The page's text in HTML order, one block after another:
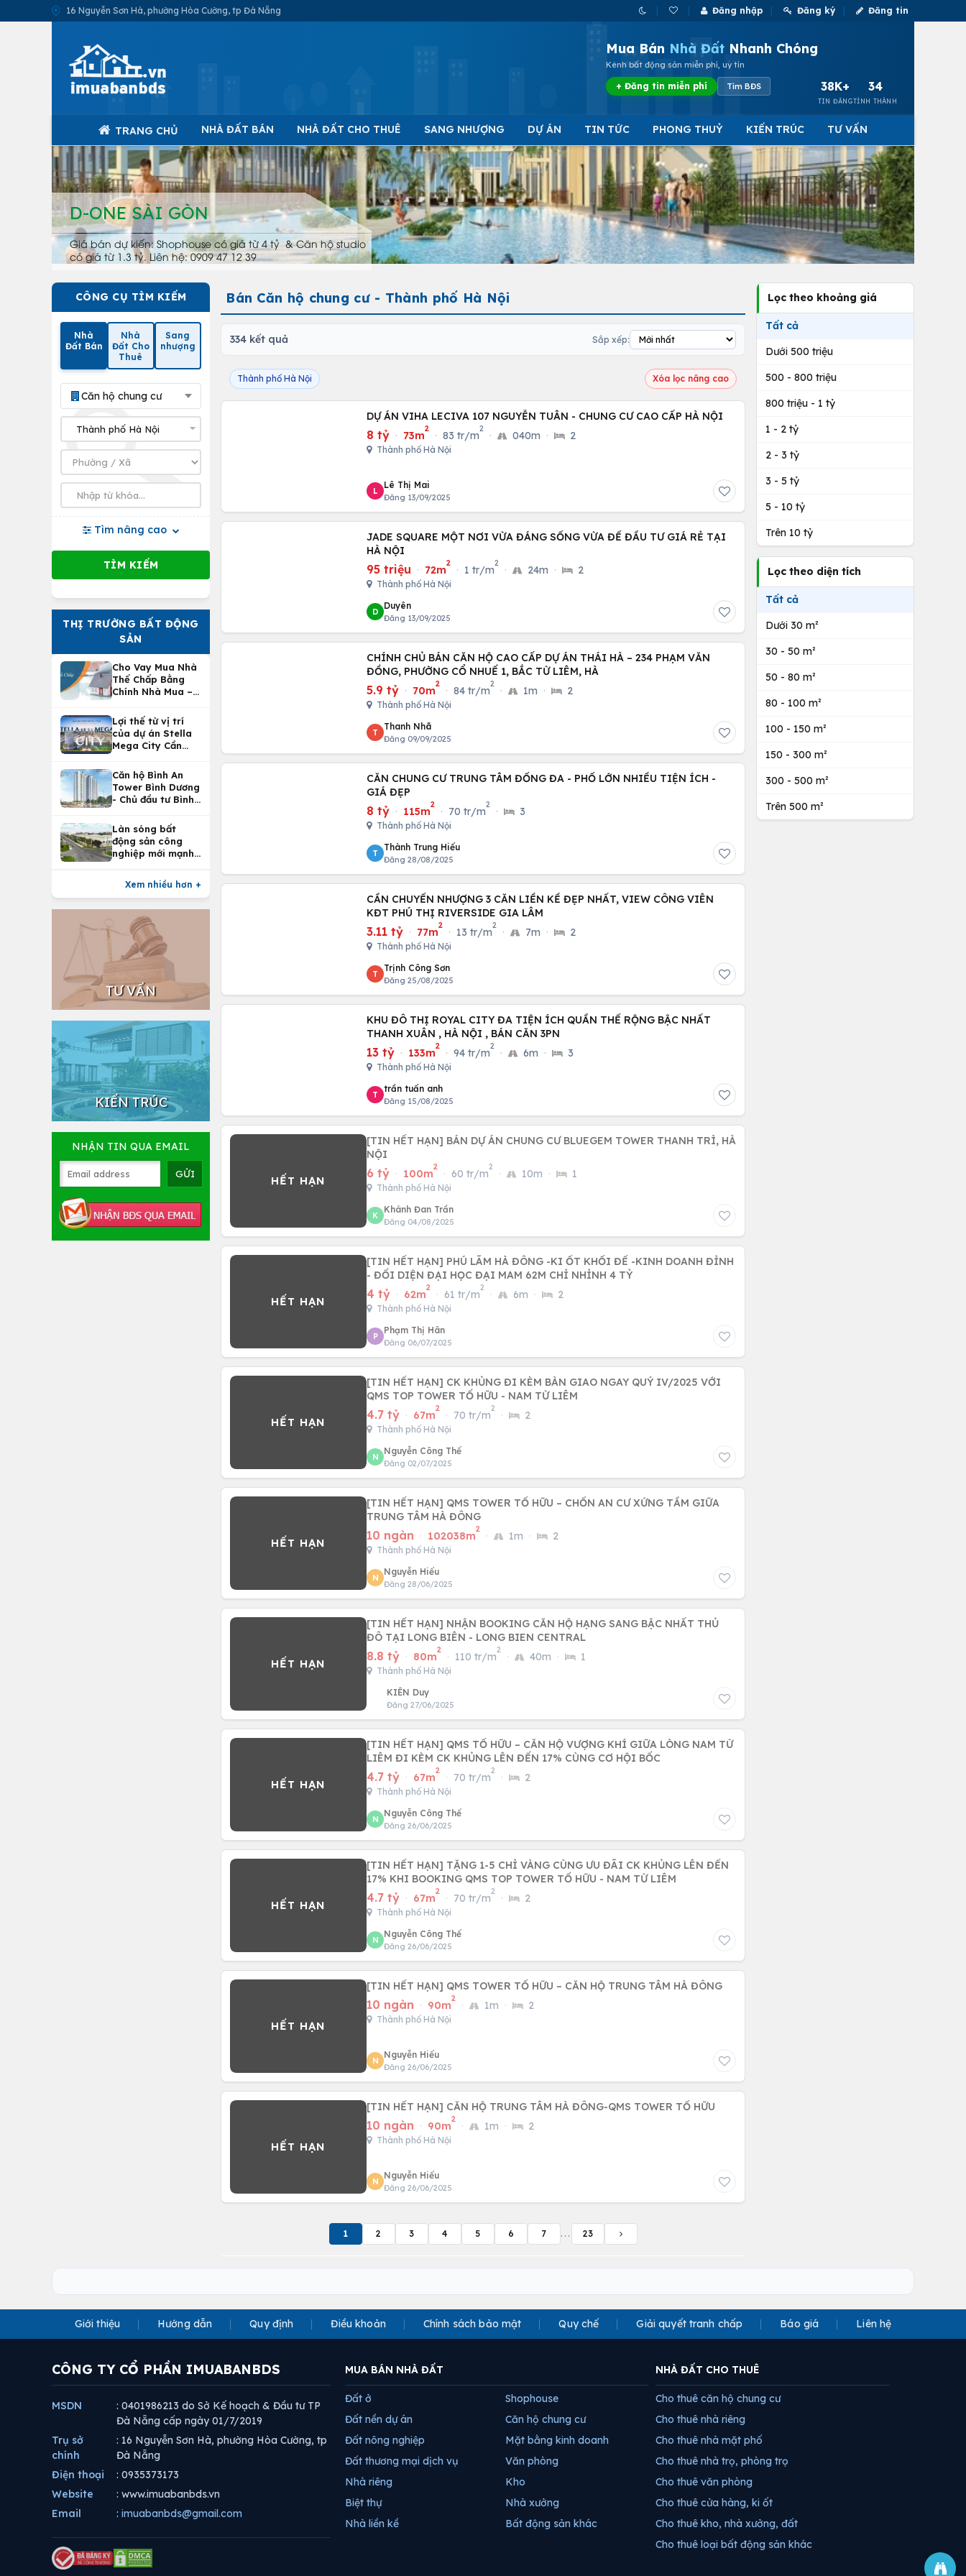
16 Nguyễn Sơn Hà, phường Hòa Cường, tp Đà Nẵng Đăng nhập Đăng ký Đăng tin
Mua Bán Nhà Đất Nhanh Chóng
Kênh bất động sản miễn phí, uy tín
+ Đăng tin miễn phí Tìm BĐS 38K+
TIN ĐĂNG
34
TỈNH THÀNH
TRANG CHỦ NHÀ ĐẤT BÁN NHÀ ĐẤT CHO THUÊ SANG NHƯỢNG DỰ ÁN TIN TỨC PHONG THUỶ KIẾN TRÚC TƯ VẤN
D-ONE SÀI GÒN
Giá bán dự kiến: Shophouse có giá từ 4 tỷ & Căn hộ studio
có giá từ 1.3 tỷ. Liên hệ: 0909 47 12 39
CÔNG CỤ TÌM KIẾM
Nhà
Đất Bán
Nhà
Đất Cho
Thuê
Sang
nhượng
Căn hộ chung cư
Tìm nâng cao
THỊ TRƯỜNG BẤT ĐỘNG
SẢN
Cho Vay Mua Nhà
Thế Chấp Bằng
Chính Nhà Mua –
Nhà Tại
Vietcombank
Lợi thế từ vị trí
của dự án Stella
Mega City Cần
Căn hộ Bình An
Tower Bình Dương
- Chủ đầu tư Bình
Làn sóng bất
động sản công
nghiệp mới mạnh
Xem nhiều hơn +
TƯ VẤN
KIẾN TRÚC
NHẬN TIN QUA EMAIL
Bán Căn hộ chung cư - Thành phố Hà Nội
334 kết quả Sắp xếp:
Thành phố Hà Nội Xóa lọc nâng cao
DỰ ÁN VIHA LECIVA 107 NGUYỄN TUÂN - CHUNG CƯ CAO CẤP HÀ NỘI
8 tỷ · 73m
2
· 83 tr/m
2
· 040m · 2
Thành phố Hà Nội
L
Lê Thị Mai
Đăng 13/09/2025
JADE SQUARE MỘT NƠI VỪA ĐÁNG SỐNG VỪA ĐỂ ĐẦU TƯ GIÁ RẺ TẠI
HÀ NỘI
95 triệu · 72m
2
· 1 tr/m
2
· 24m · 2
Thành phố Hà Nội
D
Duyên
Đăng 13/09/2025
CHÍNH CHỦ BÁN CĂN HỘ CAO CẤP DỰ ÁN THÁI HÀ – 234 PHẠM VĂN
ĐỒNG, PHƯỜNG CỔ NHUẾ 1, BẮC TỪ LIÊM, HÀ
5.9 tỷ · 70m
2
· 84 tr/m
2
· 1m · 2
Thành phố Hà Nội
T
Thanh Nhã
Đăng 09/09/2025
CĂN CHUNG CƯ TRUNG TÂM ĐỐNG ĐA - PHỐ LỚN NHIỀU TIỆN ÍCH -
GIÁ ĐẸP
8 tỷ · 115m
2
· 70 tr/m
2
· 3
Thành phố Hà Nội
T
Thành Trung Hiếu
Đăng 28/08/2025
CẦN CHUYỂN NHƯỢNG 3 CĂN LIỀN KỀ ĐẸP NHẤT, VIEW CÔNG VIÊN
KĐT PHÚ THỊ RIVERSIDE GIA LÂM
3.11 tỷ · 77m
2
· 13 tr/m
2
· 7m · 2
Thành phố Hà Nội
T
Trịnh Công Sơn
Đăng 25/08/2025
KHU ĐÔ THỊ ROYAL CITY ĐA TIỆN ÍCH QUẦN THỂ RỘNG BẬC NHẤT
THANH XUÂN , HÀ NỘI , BÁN CĂN 3PN
13 tỷ · 133m
2
· 94 tr/m
2
· 6m · 3
Thành phố Hà Nội
T
trần tuấn anh
Đăng 15/08/2025
[TIN HẾT HẠN] BÁN DỰ ÁN CHUNG CƯ BLUEGEM TOWER THANH TRÌ, HÀ
NỘI
6 tỷ · 100m
2
· 60 tr/m
2
· 10m · 1
Thành phố Hà Nội
K
Khánh Đan Trần
Đăng 04/08/2025
[TIN HẾT HẠN] PHÚ LÃM HÀ ĐÔNG -KI ỐT KHỐI ĐẾ -KINH DOANH ĐỈNH
- ĐỐI DIỆN ĐẠI HỌC ĐẠI MAM 62M CHỈ NHỈNH 4 TỶ
4 tỷ · 62m
2
· 61 tr/m
2
· 6m · 2
Thành phố Hà Nội
P
Phạm Thị Hân
Đăng 06/07/2025
[TIN HẾT HẠN] CK KHỦNG ĐI KÈM BÀN GIAO NGAY QUÝ IV/2025 VỚI
QMS TOP TOWER TỐ HỮU - NAM TỪ LIÊM
4.7 tỷ · 67m
2
· 70 tr/m
2
· 2
Thành phố Hà Nội
N
Nguyễn Công Thế
Đăng 02/07/2025
[TIN HẾT HẠN] QMS TOWER TỐ HỮU – CHỐN AN CƯ XỨNG TẦM GIỮA
TRUNG TÂM HÀ ĐÔNG
10 ngàn · 102038m
2
· 1m · 2
Thành phố Hà Nội
N
Nguyễn Hiếu
Đăng 28/06/2025
[TIN HẾT HẠN] NHẬN BOOKING CĂN HỘ HẠNG SANG BẬC NHẤT THỦ
ĐÔ TẠI LONG BIÊN - LONG BIEN CENTRAL
8.8 tỷ · 80m
2
· 110 tr/m
2
· 40m · 1
Thành phố Hà Nội
KIÊN Duy
Đăng 27/06/2025
[TIN HẾT HẠN] QMS TỐ HỮU – CĂN HỘ VƯỢNG KHÍ GIỮA LÒNG NAM TỪ
LIÊM ĐI KÈM CK KHỦNG LÊN ĐẾN 17% CÙNG CƠ HỘI BỐC
4.7 tỷ · 67m
2
· 70 tr/m
2
· 2
Thành phố Hà Nội
N
Nguyễn Công Thế
Đăng 26/06/2025
[TIN HẾT HẠN] TẶNG 1-5 CHỈ VÀNG CÙNG ƯU ĐÃI CK KHỦNG LÊN ĐẾN
17% KHI BOOKING QMS TOP TOWER TỐ HỮU - NAM TỪ LIÊM
4.7 tỷ · 67m
2
· 70 tr/m
2
· 2
Thành phố Hà Nội
N
Nguyễn Công Thế
Đăng 26/06/2025
[TIN HẾT HẠN] QMS TOWER TỐ HỮU – CĂN HỘ TRUNG TÂM HÀ ĐÔNG
10 ngàn · 90m
2
· 1m · 2
Thành phố Hà Nội
N
Nguyễn Hiếu
Đăng 26/06/2025
[TIN HẾT HẠN] CĂN HỘ TRUNG TÂM HÀ ĐÔNG-QMS TOWER TỐ HỮU
10 ngàn · 90m
2
· 1m · 2
Thành phố Hà Nội
N
Nguyễn Hiếu
Đăng 26/06/2025
1 2 3 4 5 6 7 ... 23
Lọc theo khoảng giá
Tất cả
Dưới 500 triệu
500 - 800 triệu
800 triệu - 1 tỷ
1 - 2 tỷ
2 - 3 tỷ
3 - 5 tỷ
5 - 10 tỷ
Trên 10 tỷ
Lọc theo diện tích
Tất cả
Dưới 30 m²
30 - 50 m²
50 - 80 m²
80 - 100 m²
100 - 150 m²
150 - 300 m²
300 - 500 m²
Trên 500 m²
Giới thiệu Hướng dẫn Quy định Điều khoản Chính sách bảo mật Quy chế Giải quyết tranh chấp Báo giá Liên hệ
CÔNG TY CỔ PHẦN IMUABANBDS
MSDN
: 0401986213 do Sở Kế hoạch & Đầu tư TP
Đà Nẵng cấp ngày 01/7/2019
Trụ sở
chính
: 16 Nguyễn Sơn Hà, phường Hòa Cường, tp
Đà Nẵng
Điện thoại
: 0935373173
Website
: www.imuabanbds.vn
Email
: imuabanbds@gmail.com
MUA BÁN NHÀ ĐẤT
Đất ở
Đất nền dự án
Đất nông nghiệp
Đất thương mại dịch vụ
Nhà riêng
Biệt thự
Nhà liền kề
Shophouse
Căn hộ chung cư
Mặt bằng kinh doanh
Văn phòng
Kho
Nhà xưởng
Bất động sản khác
NHÀ ĐẤT CHO THUÊ
Cho thuê căn hộ chung cư
Cho thuê nhà riêng
Cho thuê nhà mặt phố
Cho thuê nhà trọ, phòng trọ
Cho thuê văn phòng
Cho thuê cửa hàng, ki ốt
Cho thuê kho, nhà xưởng, đất
Cho thuê loại bất động sản khác